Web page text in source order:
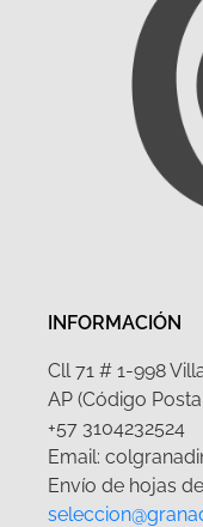
INFORMACIÓN
Cll 71 # 1-998
AP (Código
+57 3104232524
Email:
Envío de hojas